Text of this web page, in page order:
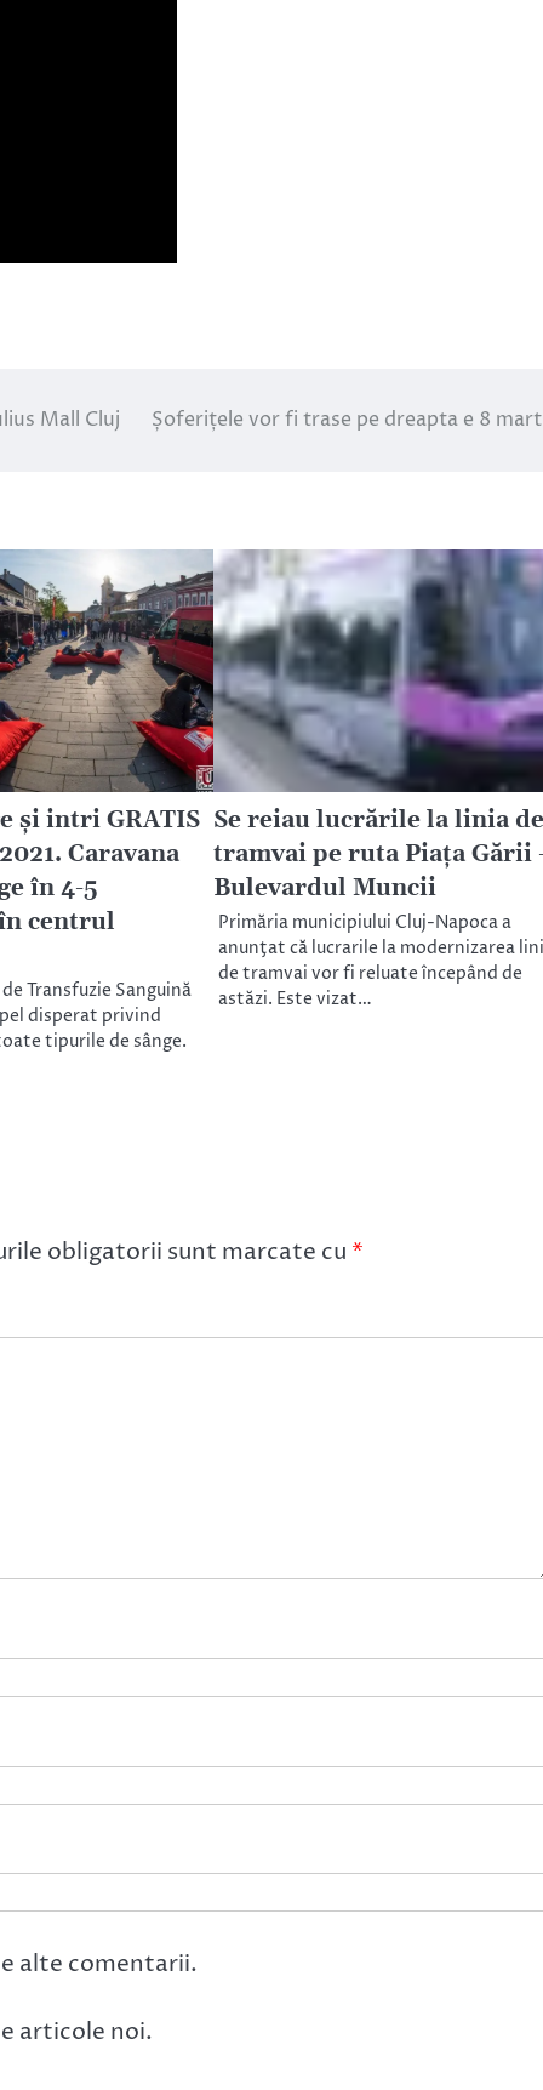
Mall Cluj Șoferițele vor fi trase pe dreapta e 8
și intri GRATIS
Caravana
în 4-5
centrul
Transfuzie Sanguină
disperat privind
tipurile de sânge.
Se reiau lucrările la linia de
tramvai pe ruta Piaţa Gării
Bulevardul Muncii
Primăria municipiului Cluj-Napoca a
anunţat că lucrarile la modernizarea
de tramvai vor fi reluate începând de
astăzi. Este vizat…
obligatorii sunt marcate cu *
alte comentarii.
articole noi.